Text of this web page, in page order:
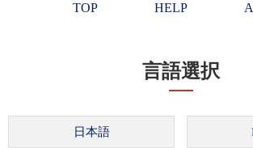
TOP HELP
言語選択